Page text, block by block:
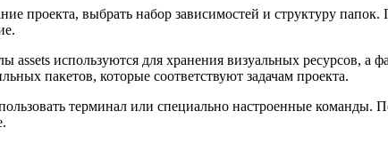
проекта, выбрать набор зависимостей и структуру
используются для хранения визуальных ресурсов, а
пакетов, которые соответствуют задачам проекта.
терминал или специально настроенные команды.